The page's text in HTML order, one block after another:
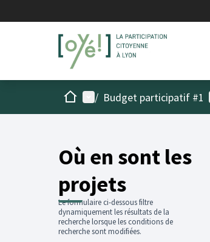
AccueilMenu principal
/ Budget participatif #1
Où en sont les
projets
Le formulaire ci-dessous filtre
dynamiquement les résultats de la
recherche lorsque les conditions de
recherche sont modifiées.